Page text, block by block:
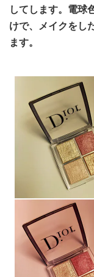
してします。電球
けで、メイクをし
ます。